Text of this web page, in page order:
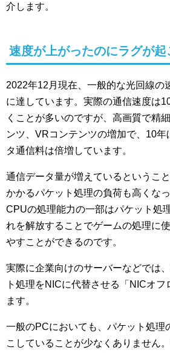
介します。
速度が上がったのにラグが起
2022年12月現在、一般的な光回線の
に達しています。実際の通信速度は
くことが多いのですが、高画質で精
ンツ、VRコンテンツの増加で、10
タ通信料は倍増しています。
通信データ量が増えているというこ
かかるパケット処理の負荷も高くな
CPUの処理能力の一部はパケット処
れを解放することでゲームの処理に
やすことができるのです。
実際に企業向けのサーバーなどでは
ト処理をNICに代替させる「NICオ
ます。
一般のPCにおいても、パケット処理
こしていることが少なくありません